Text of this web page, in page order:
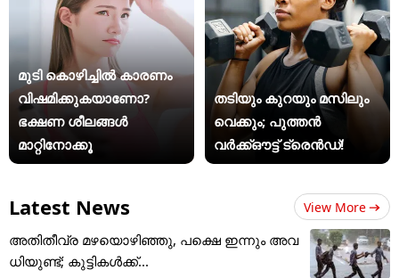
മുടി കൊഴിച്ചിൽ കാരണം
വിഷമിക്കുകയാണോ?
ഭക്ഷണ ശീലങ്ങൾ
മാറ്റിനോക്കൂ
തടിയും കുറയും മസിലും
വെക്കും; പുത്തൻ
വർക്ക്ഔട്ട് ട്രെൻഡ്!
Latest News View More
അതിതീവ്ര മഴയൊഴിഞ്ഞു, പക്ഷെ ഇന്നും അവ
ധിയുണ്ട്; കുട്ടികള്‍ക്ക്...